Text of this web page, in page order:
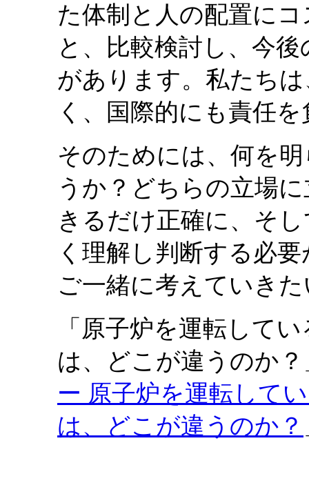
た体制と人の配置に
と、比較検討し、今
があります。私たち
く、国際的にも責任
そのためには、何を
うか？どちらの立場
きるだけ正確に、そ
く理解し判断する必
ご一緒に考えていき
「原子炉を運転して
は、どこが違うのか
ー 原子炉を運転して
は、どこが違うのか？